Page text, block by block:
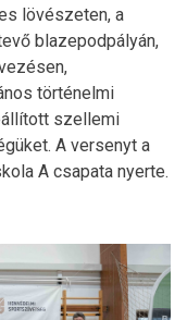
lövészeten, a
blazepodpályán,
történelmi
szellemi
A versenyt a
A csapata nyerte.